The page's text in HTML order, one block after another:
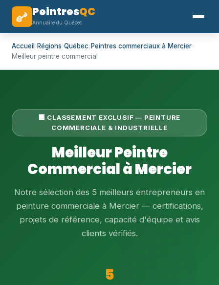
PeintresQC
Annuaire du Québec
Accueil ›Régions›Québec›Peintres commerciaux à Mercier›
Meilleur peintre commercial
🏢 CLASSEMENT EXCLUSIF — PEINTURE
COMMERCIALE & INDUSTRIELLE
Meilleur Peintre
Commercial à Mercier
Notre sélection des 5 meilleurs entrepreneurs en
peinture commerciale à Mercier — certifications,
projets de référence, capacité d'équipe et avis
clients vérifiés.
5